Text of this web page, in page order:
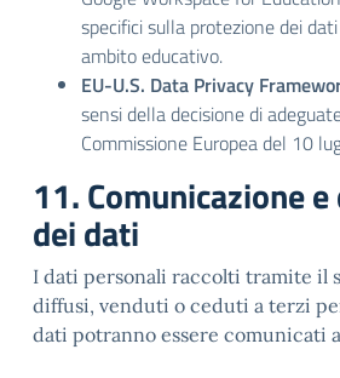
specifici sulla protezione dei
ambito educativo.
EU-U.S. Data Privacy
sensi della decisione di
Commissione Europea del 10
11. Comunicazione
dei dati
I dati personali raccolti tramite il
diffusi, venduti o ceduti a terzi
dati potranno essere comunicati